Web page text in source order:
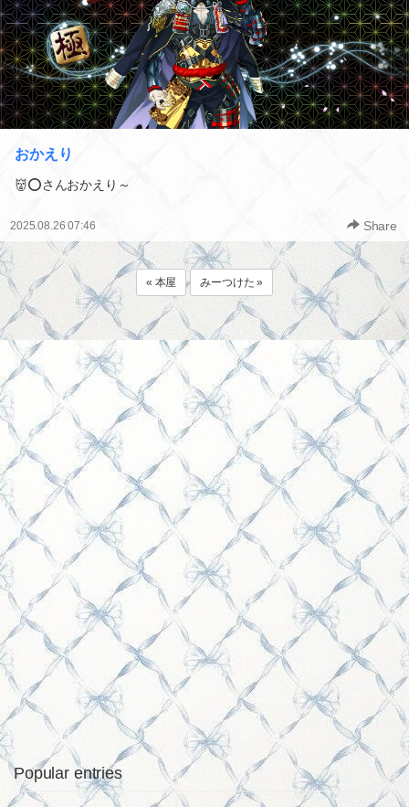
おかえり
👹⭕️さんおかえり～
2025.08.26 07:46 Share
« 本屋 みーつけた »
Popular entries